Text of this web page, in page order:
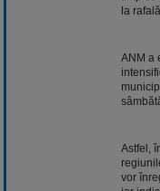
la
ANM a
Astfel,
vor